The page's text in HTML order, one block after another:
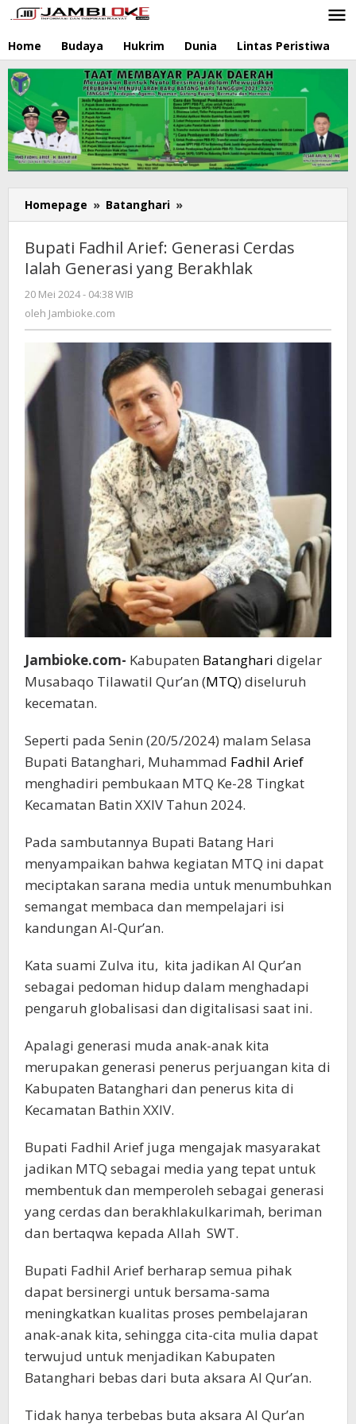
Lewati
ke
konten
Home Budaya Hukrim Dunia Lintas Peristiwa
Homepage » Batanghari »
Fadhil
Generasi
Cerdas
Bupati Fadhil Arief: Generasi Cerdas
Ialah Generasi yang Berakhlak
20 Mei 2024 - 04:38 WIB
oleh Jambioke.com
Jambioke.com- Kabupaten Batanghari digelar
Musabaqo Tilawatil Qur’an (MTQ) diseluruh
kecematan.
Seperti pada Senin (20/5/2024) malam Selasa
Bupati Batanghari, Muhammad Fadhil Arief
menghadiri pembukaan MTQ Ke-28 Tingkat
Kecamatan Batin XXIV Tahun 2024.
Pada sambutannya Bupati Batang Hari
menyampaikan bahwa kegiatan MTQ ini dapat
meciptakan sarana media untuk menumbuhkan
semangat membaca dan mempelajari isi
kandungan Al-Qur’an.
Kata suami Zulva itu, kita jadikan Al Qur’an
sebagai pedoman hidup dalam menghadapi
pengaruh globalisasi dan digitalisasi saat ini.
Apalagi generasi muda anak-anak kita
merupakan generasi penerus perjuangan kita di
Kabupaten Batanghari dan penerus kita di
Kecamatan Bathin XXIV.
Bupati Fadhil Arief juga mengajak masyarakat
jadikan MTQ sebagai media yang tepat untuk
membentuk dan memperoleh sebagai generasi
yang cerdas dan berakhlakulkarimah, beriman
dan bertaqwa kepada Allah SWT.
Bupati Fadhil Arief berharap semua pihak
dapat bersinergi untuk bersama-sama
meningkatkan kualitas proses pembelajaran
anak-anak kita, sehingga cita-cita mulia dapat
terwujud untuk menjadikan Kabupaten
Batanghari bebas dari buta aksara Al Qur’an.
Tidak hanya terbebas buta aksara Al Qur’an